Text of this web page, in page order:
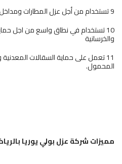
9 تستخدام من أجل عزل المطارات ومداخل ومخارج مناطق الشحن بها
10 تستخدام في نطاق واسع من اجل
والخرسانية
11 تعمل على حماية السقالات
المحمول.
مميزات شركة عزل بولي يوريا